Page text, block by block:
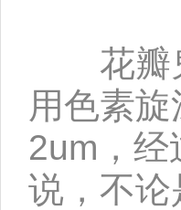
花瓣鬼
用色素
2um，
说，不